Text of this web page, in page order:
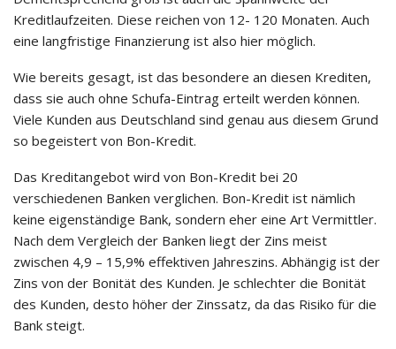
Kreditlaufzeiten. Diese reichen von 12- 120 Monaten. Auch
eine langfristige Finanzierung ist also hier möglich.
Wie bereits gesagt, ist das besondere an diesen Krediten,
dass sie auch ohne Schufa-Eintrag erteilt werden können.
Viele Kunden aus Deutschland sind genau aus diesem Grund
so begeistert von Bon-Kredit.
Das Kreditangebot wird von Bon-Kredit bei 20
verschiedenen Banken verglichen. Bon-Kredit ist nämlich
keine eigenständige Bank, sondern eher eine Art Vermittler.
Nach dem Vergleich der Banken liegt der Zins meist
zwischen 4,9 – 15,9% effektiven Jahreszins. Abhängig ist der
Zins von der Bonität des Kunden. Je schlechter die Bonität
des Kunden, desto höher der Zinssatz, da das Risiko für die
Bank steigt.